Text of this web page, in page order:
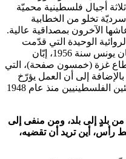
أجيال فلسطينية محميّة
سرديّة تخلو من الخطابية
الآخرون بمصداقية عالية.
الوحيدة التي قدّمت
التفاصيل الحقيقية الكاملة لمذبحة خان يونس سنة 1956، إبّان
غزة (خمسون صفحة)، التي
من 250 فلسطينيًا. بالإضافة إلى أن العمل يؤرّخ
للمسارين السياسي والاجتماعي للاجئين الفلسطينيين منذ عام 1948
بلدٍ إلى بلد، ومن منفى إلى
رأس، أين تريد أن تقضيه،